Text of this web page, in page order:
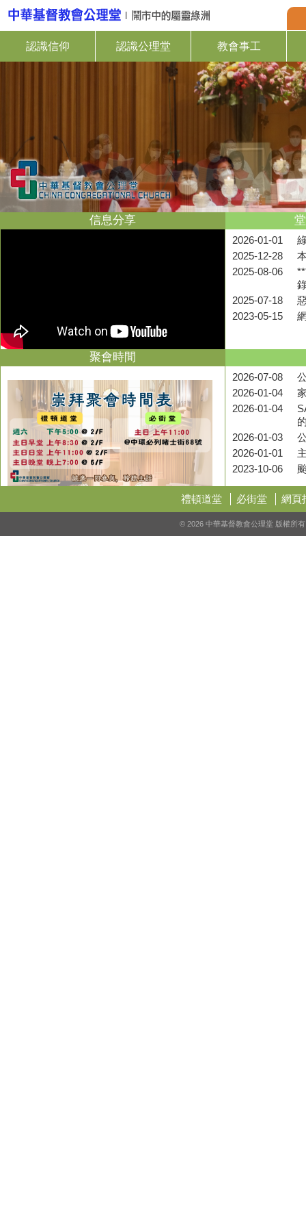
認識信仰 認識公理堂 教會事工
信息分享
2026-01-01
2025-12-28
2025-08-06
2025-07-18
2023-05-15
聚會時間
2026-07-08
2026-01-04
2026-01-04
2026-01-03
2026-01-01
2023-10-06
禮頓道堂 必街堂 網頁
© 2026 中華基督教會公理堂 版權所